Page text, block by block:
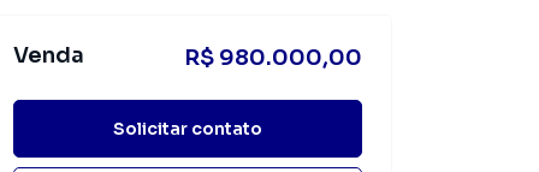
Venda R$ 980.000,00
Solicitar contato